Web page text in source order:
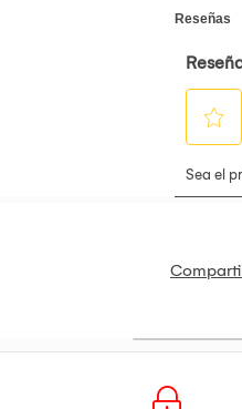
Tipo de
Puerto
Tasa
Peso: